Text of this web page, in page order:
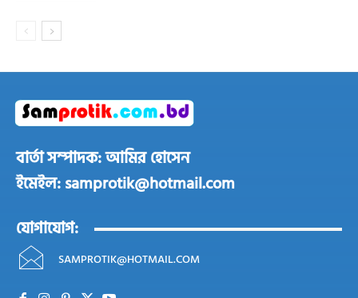
বার্তা সম্পাদক: আমির হোসেন
ইমেইল: samprotik@hotmail.com
যোগাযোগ:
SAMPROTIK@HOTMAIL.COM